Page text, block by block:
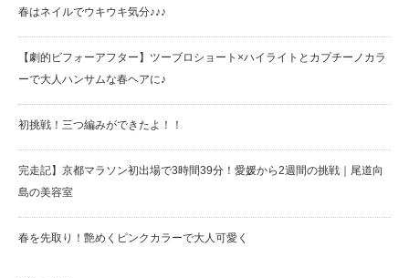
春はネイルでウキウキ気分♪♪♪
【劇的ビフォーアフター】ツーブロショート×ハイライトとカプチーノカラ
ーで大人ハンサムな春ヘアに♪
初挑戦！三つ編みができたよ！！
完走記】京都マラソン初出場で3時間39分！愛媛から2週間の挑戦｜尾道向
島の美容室
春を先取り！艶めくピンクカラーで大人可愛く